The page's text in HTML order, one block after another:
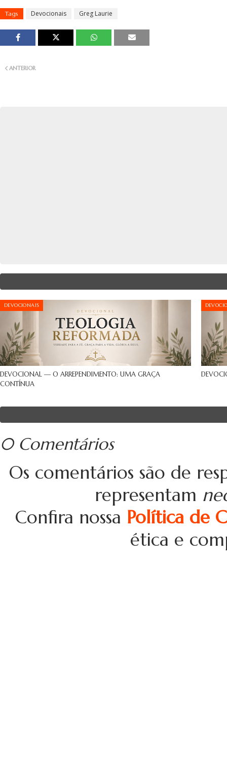
Tags Devocionais Greg Laurie
ANTERIOR
DEVOCIONAIS
DEVOCIONAL — O ARREPENDIMENTO: UMA GRAÇA
CONTÍNUA
0 Comentários
Os comentários são de
representam
Confira nossa Política de
ética e